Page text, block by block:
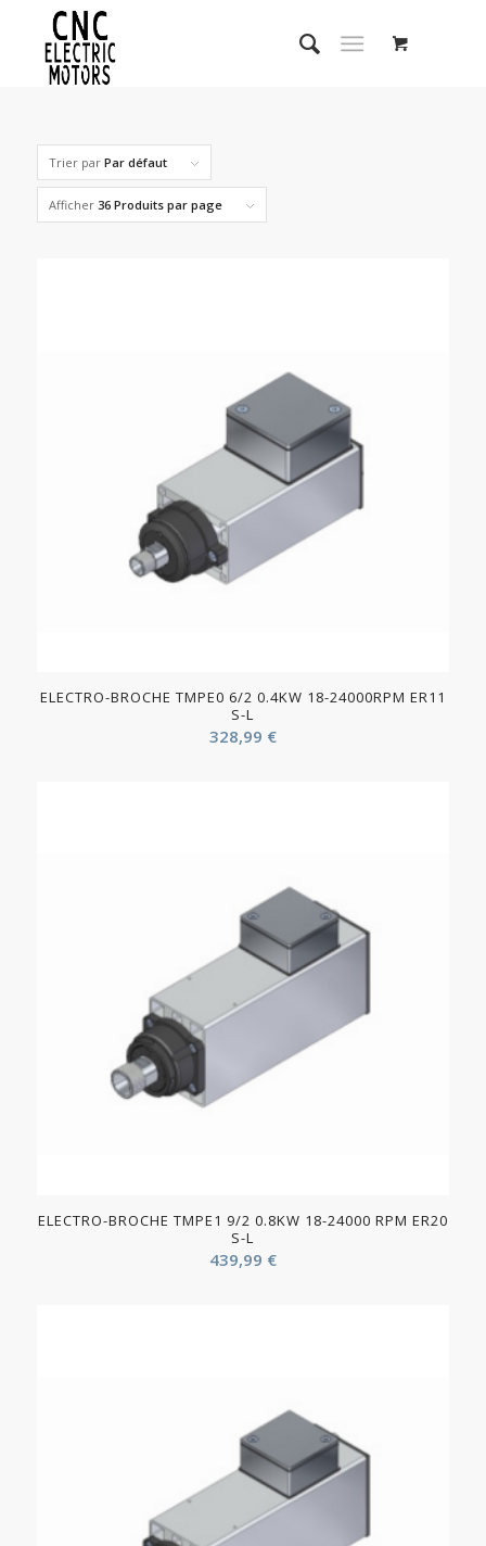
Trier par Par défaut
Afficher 36 Produits par page
ELECTRO-BROCHE TMPE0 6/2 0.4KW 18-24000RPM ER11
S-L
328,99 €
ELECTRO-BROCHE TMPE1 9/2 0.8KW 18-24000 RPM ER20
S-L
439,99 €